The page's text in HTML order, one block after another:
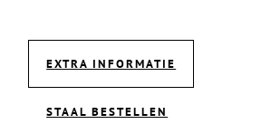
EXTRA INFORMATIE
STAAL BESTELLEN